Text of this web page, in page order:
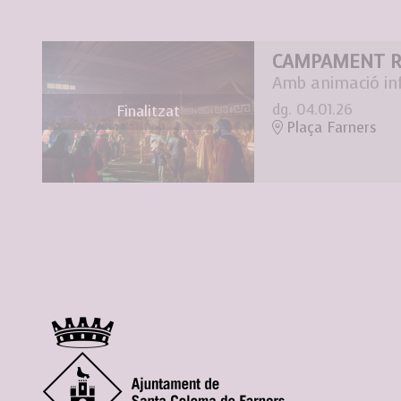
Finalitzat
CAMPAMENT
Amb animació
dg. 04.01.26
Plaça Farners